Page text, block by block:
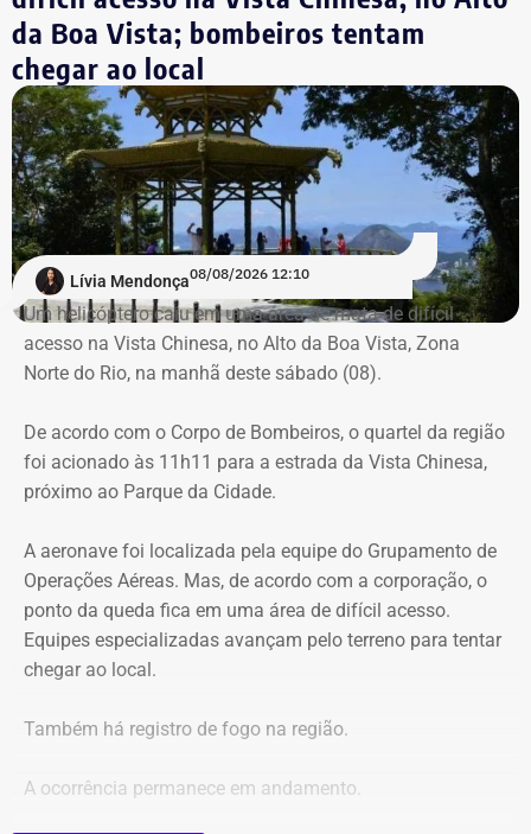
Destroços da aeronave, um Robinson 44, foram
localizados pela equipe do Grupamento de Operações
Aéreas.
Há registro de fogo na região, e militares especializados
em combate a incêndios florestais também foram
mobilizados.
Para dar apoio às buscas do Corpo de Bombeiros, o
ICMBio informou que um pequeno e restrito trecho da
Estrada da Vista Chinesa, em frente ao pagode chinês da
Vista Chinesa, foi interditado. A Vista Chinesa fica dentro
da Boa Vista; bombeiros tentam
chegar ao local
Lívia Mendonça08/08/2026 12:10
Um helicóptero caiu em uma área de mata de difícil
acesso na Vista Chinesa, no Alto da Boa Vista, Zona
Norte do Rio, na manhã deste sábado (08).
De acordo com o Corpo de Bombeiros, o quartel da região
foi acionado às 11h11 para a estrada da Vista Chinesa,
próximo ao Parque da Cidade.
A aeronave foi localizada pela equipe do Grupamento de
Operações Aéreas. Mas, de acordo com a corporação, o
ponto da queda fica em uma área de difícil acesso.
Equipes especializadas avançam pelo terreno para tentar
chegar ao local.
Também há registro de fogo na região.
A ocorrência permanece em andamento.